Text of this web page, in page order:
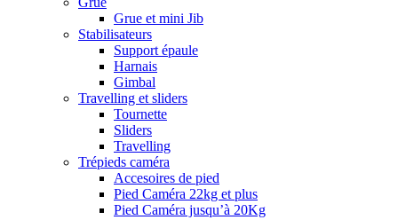
Grue et mini Jib
Stabilisateurs
Support épaule
Harnais
Gimbal
Travelling et sliders
Tournette
Sliders
Travelling
Trépieds caméra
Accesoires de pied
Pied Caméra 22kg et plus
Pied Caméra jusqu’à 20Kg